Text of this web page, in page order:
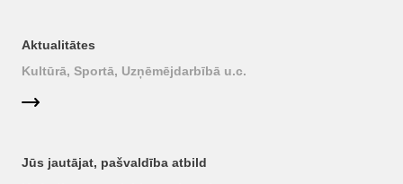
Aktualitātes
Kultūrā, Sportā, Uzņēmējdarbībā u.c.
Jūs jautājat, pašvaldība atbild